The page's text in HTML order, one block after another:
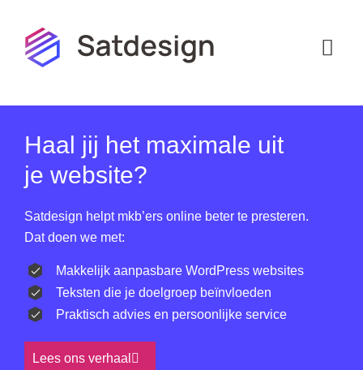
Haal jij het maximale uit
je website?
Satdesign helpt mkb’ers online beter te presteren.
Dat doen we met:
Makkelijk aanpasbare WordPress websites
Teksten die je doelgroep beïnvloeden
Praktisch advies en persoonlijke service
Lees ons verhaal
Hoi! Ik ben de virtuele assistent van
Satdesign. Waarmee kan ik je helpen?